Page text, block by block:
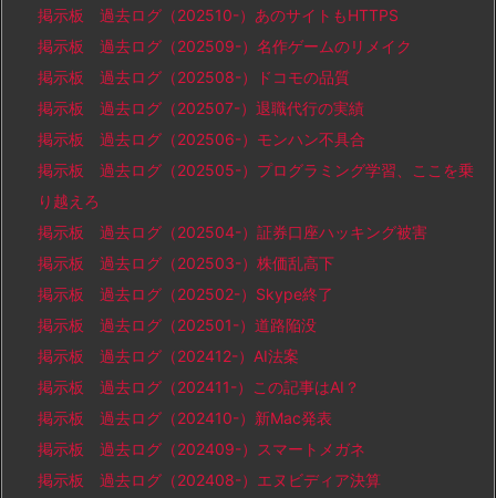
掲示板 過去ログ（202510-）あのサイトもHTTPS
掲示板 過去ログ（202509-）名作ゲームのリメイク
掲示板 過去ログ（202508-）ドコモの品質
掲示板 過去ログ（202507-）退職代行の実績
掲示板 過去ログ（202506-）モンハン不具合
掲示板 過去ログ（202505-）プログラミング学習、ここを乗
り越えろ
掲示板 過去ログ（202504-）証券口座ハッキング被害
掲示板 過去ログ（202503-）株価乱高下
掲示板 過去ログ（202502-）Skype終了
掲示板 過去ログ（202501-）道路陥没
掲示板 過去ログ（202412-）AI法案
掲示板 過去ログ（202411-）この記事はAI？
掲示板 過去ログ（202410-）新Mac発表
掲示板 過去ログ（202409-）スマートメガネ
掲示板 過去ログ（202408-）エヌビディア決算